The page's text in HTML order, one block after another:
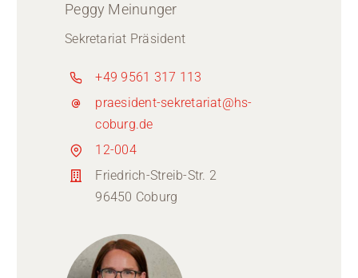
Peggy Meinunger
Sekretariat Präsident
+49 9561 317 113
praesident-sekretariat@hs-
coburg.de
12-004
Friedrich-Streib-Str. 2
96450 Coburg